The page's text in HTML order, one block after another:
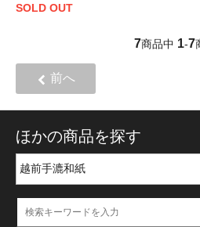
SOLD OUT
7商品中 1-7
前へ
ほかの商品を探す